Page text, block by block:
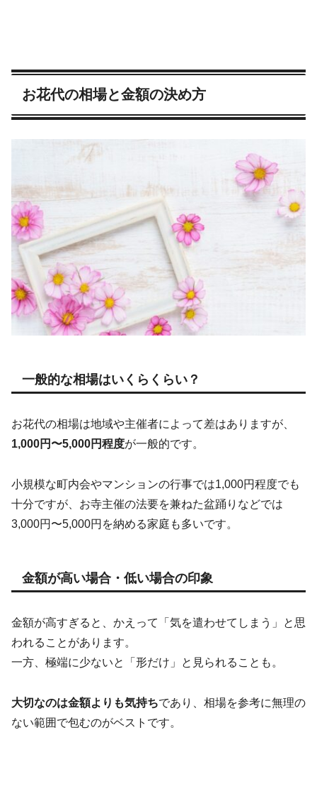
お花代の相場と金額の決め方
一般的な相場はいくらくらい？
お花代の相場は地域や主催者によって差はありますが、
1,000円〜5,000円程度が一般的です。
小規模な町内会やマンションの行事では1,000円程度でも
十分ですが、お寺主催の法要を兼ねた盆踊りなどでは
3,000円〜5,000円を納める家庭も多いです。
金額が高い場合・低い場合の印象
金額が高すぎると、かえって「気を遣わせてしまう」と思
われることがあります。
一方、極端に少ないと「形だけ」と見られることも。
大切なのは金額よりも気持ちであり、相場を参考に無理の
ない範囲で包むのがベストです。